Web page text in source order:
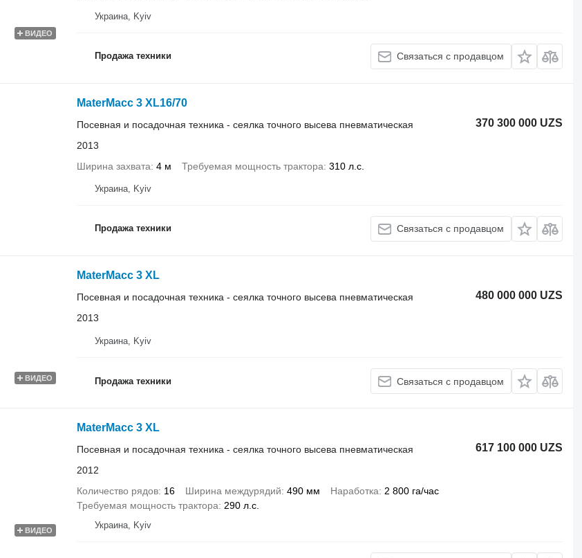
ВИДЕО
Украина, Kyiv
Продажа техники Связаться с продавцом
MaterMacc 3 XL16/70
370 300 000 UZS
Посевная и посадочная техника - сеялка точного высева пневматическая
2013
Ширина захвата 4 м Требуемая мощность трактора 310 л.с.
Украина, Kyiv
Продажа техники Связаться с продавцом
ВИДЕО
MaterMacc 3 XL
480 000 000 UZS
Посевная и посадочная техника - сеялка точного высева пневматическая
2013
Украина, Kyiv
Продажа техники Связаться с продавцом
ВИДЕО
MaterMacc 3 XL
617 100 000 UZS
Посевная и посадочная техника - сеялка точного высева пневматическая
2012
Количество рядов 16 Ширина междурядий 490 мм Наработка
2 800 га/час
Требуемая мощность трактора
290 л.с.
Украина, Kyiv